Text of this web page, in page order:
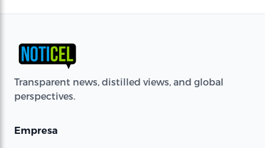
Transparent news, distilled views, and global
perspectives.
Empresa